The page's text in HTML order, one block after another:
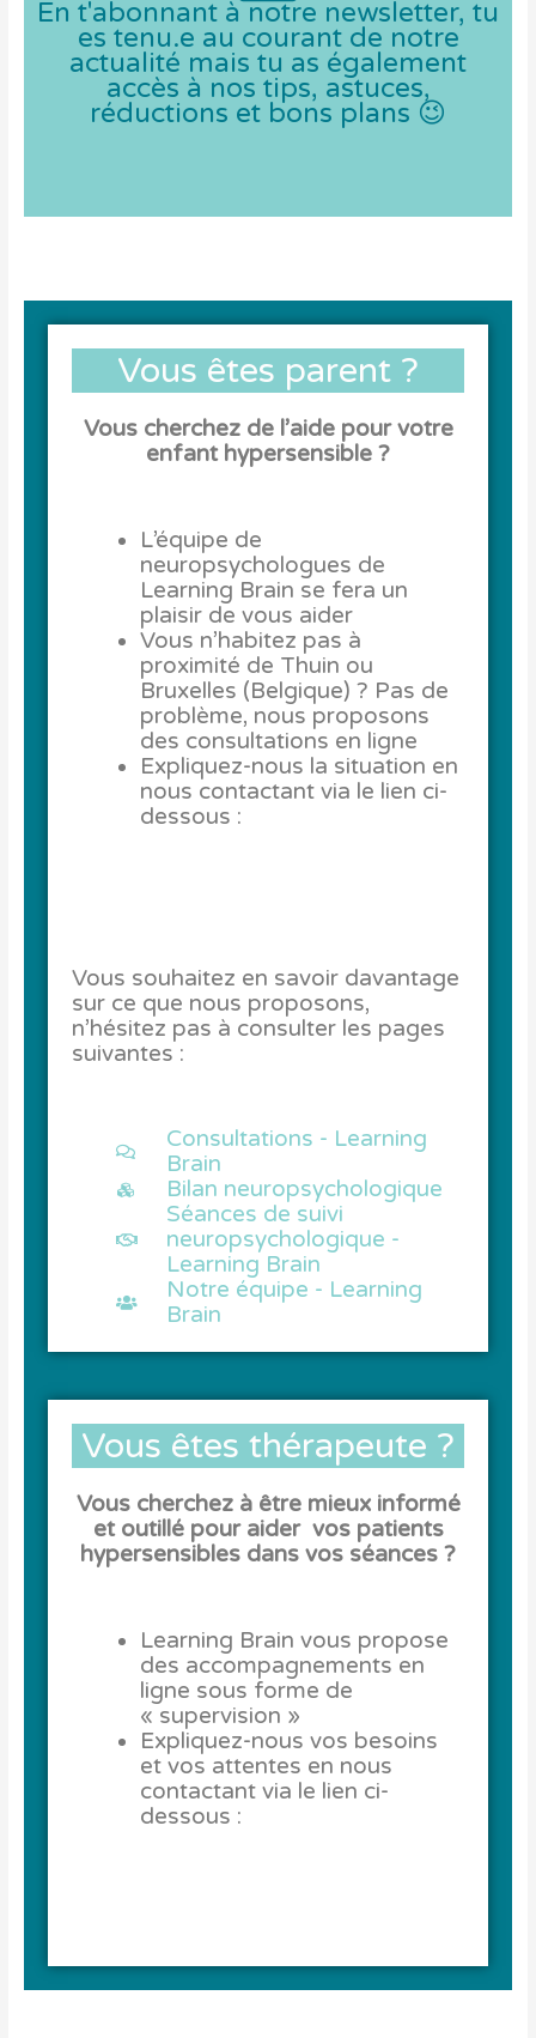
En t'abonnant à notre newsletter, tu
es tenu.e au courant de notre
actualité mais tu as également
accès à nos tips, astuces,
réductions et bons plans 😉
Vous êtes parent ?
Vous cherchez de l’aide pour votre
enfant hypersensible ?
L’équipe de
neuropsychologues de
Learning Brain se fera un
plaisir de vous aider
Vous n’habitez pas à
proximité de Thuin ou
Bruxelles (Belgique) ? Pas de
problème, nous proposons
des consultations en ligne
Expliquez-nous la situation en
nous contactant via le lien ci-
dessous :
Vous souhaitez en savoir davantage
sur ce que nous proposons,
n’hésitez pas à consulter les pages
suivantes :
Consultations - Learning
Brain
Bilan neuropsychologique
Séances de suivi
neuropsychologique -
Learning Brain
Notre équipe - Learning
Brain
Vous êtes thérapeute ?
Vous cherchez à être mieux informé
et outillé pour aider vos patients
hypersensibles dans vos séances ?
Learning Brain vous propose
des accompagnements en
ligne sous forme de
« supervision »
Expliquez-nous vos besoins
et vos attentes en nous
contactant via le lien ci-
dessous :